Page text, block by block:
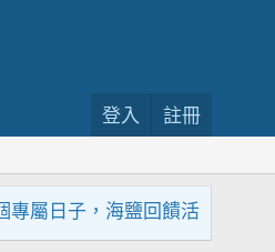
登入 註冊
日子，海鹽回饋活動，大家趕